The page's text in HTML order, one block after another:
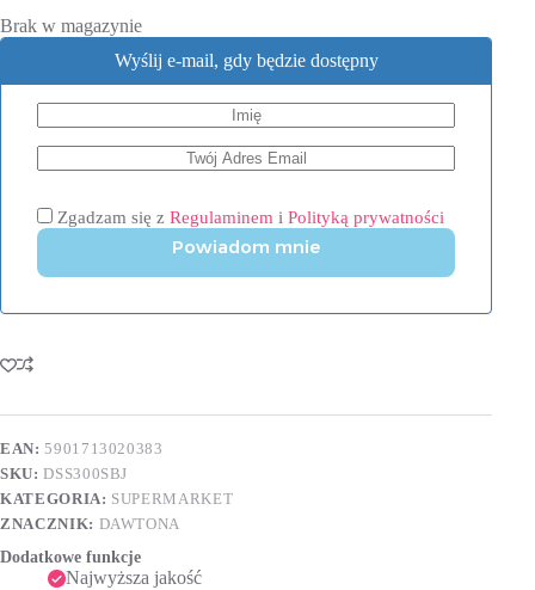
Brak w magazynie
Wyślij e-mail, gdy będzie dostępny
Zgadzam się z Regulaminem i Polityką prywatności
Powiadom mnie
EAN:5901713020383
SKU:DSS300SBJ
KATEGORIA: SUPERMARKET
ZNACZNIK: DAWTONA
Dodatkowe funkcje
Najwyższa jakość